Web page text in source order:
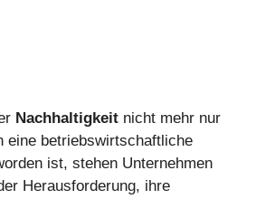
Nachhaltigkeit nicht mehr nur
eine betriebswirtschaftliche
ist, stehen Unternehmen
Herausforderung, ihre